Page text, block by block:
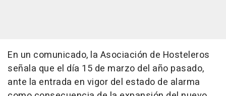
En un comunicado, la Asociación de Hosteleros
señala que el día 15 de marzo del año pasado,
ante la entrada en vigor del estado de alarma